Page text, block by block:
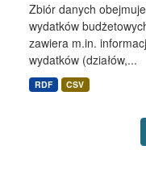
Zbiór danych
wydatków
zawiera m.in.
wydatków (działów,...
RDF CSV